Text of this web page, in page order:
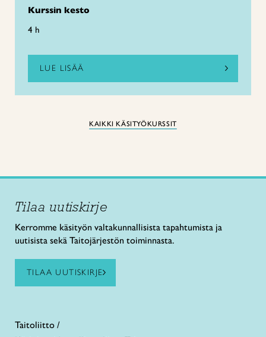
Kurssin kesto
4 h
LUE LISÄÄ
KAIKKI KÄSITYÖKURSSIT
Tilaa uutiskirje
Kerromme käsityön valtakunnallisista tapahtumista ja
uutisista sekä Taitojärjestön toiminnasta.
TILAA UUTISKIRJE
Taitoliitto /